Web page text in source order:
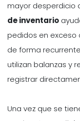
mayor desperdicio
de inventario
pedidos en exceso
de forma
utilizan balanzas y
registrar
Una vez que se